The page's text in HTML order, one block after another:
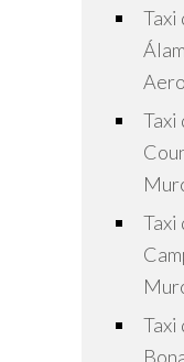
Taxi
Taxi
Taxi
Taxi